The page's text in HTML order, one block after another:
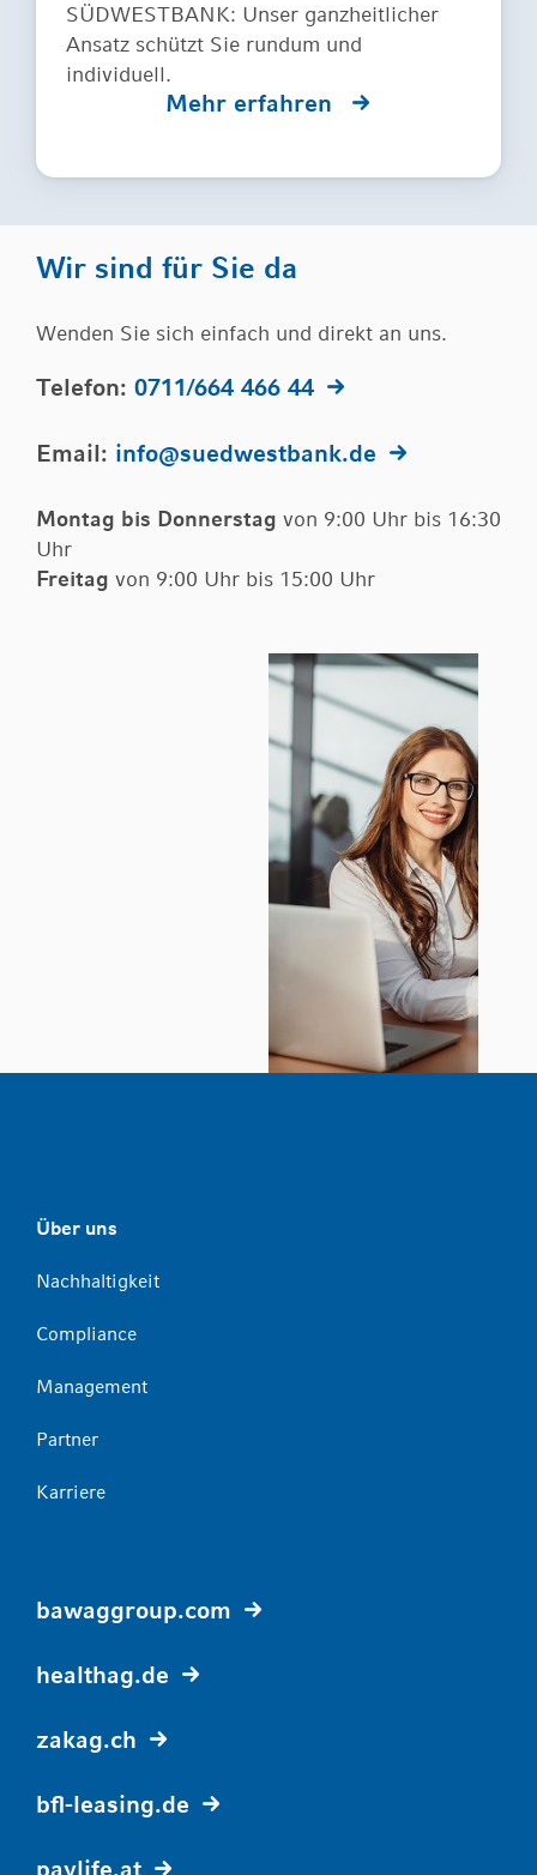
SÜDWESTBANK: Unser ganzheitlicher
Ansatz schützt Sie rundum und
individuell.
Mehr erfahren
Wir sind für Sie da
Wenden Sie sich einfach und direkt an uns.
Telefon: 0711/664 466 44
Email: info@suedwestbank.de
Montag bis Donnerstag von 9:00 Uhr bis 16:30
Uhr
Freitag von 9:00 Uhr bis 15:00 Uhr
Über uns
Nachhaltigkeit
Compliance
Management
Partner
Karriere
bawaggroup.com
healthag.de
zakag.ch
bfl-leasing.de
paylife.at